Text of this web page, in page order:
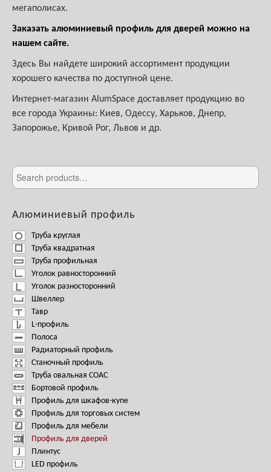
мегаполисах.
Заказать алюминиевый профиль для дверей можно на
нашем сайте.
Здесь Вы найдете широкий ассортимент продукции
хорошего качества по доступной цене.
Интернет-магазин AlumSpace доставляет продукцию во
все города Украины: Киев, Одессу, Харьков, Днепр,
Запорожье, Кривой Рог, Львов и др.
Алюминиевый профиль
Труба круглая
Труба квадратная
Труба профильная
Уголок равносторонний
Уголок разносторонний
Швеллер
Тавр
L-профиль
Полоса
Радиаторный профиль
Станочный профиль
Труба овальная СОАС
Бортовой профиль
Профиль для шкафов-купе
Профиль для торговых систем
Профиль для мебели
Профиль для дверей
Плинтус
LED профиль